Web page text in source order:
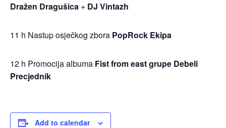
Dražen Dragušica + DJ Vintazh
11 h Nastup osječkog zbora PopRock Ekipa
12 h Promocija albuma Fist from east grupe Debeli
Precjednik
Add to calendar